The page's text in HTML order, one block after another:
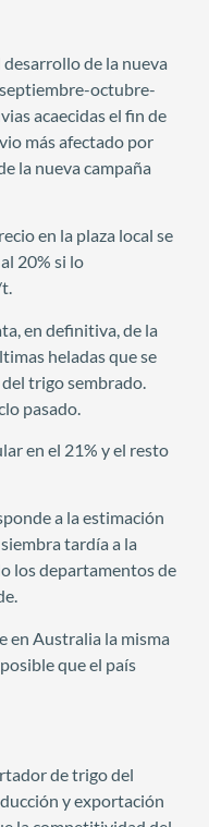
de la nueva
octubre-
acaecidas el fin de
más afectado por
la nueva campaña
en la plaza local se
20% si lo
en definitiva, de la
heladas que se
trigo sembrado.
pasado.
en el 21% y el resto
a la estimación
tardía a la
los departamentos de
en Australia la misma
que el país
de trigo del
y exportación